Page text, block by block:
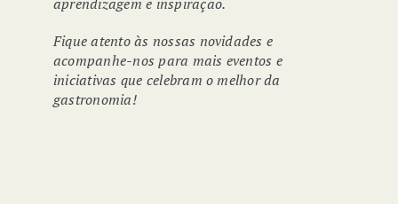
Fique atento às nossas novidades e
acompanhe-nos para mais eventos e
iniciativas que celebram o melhor da
gastronomia!